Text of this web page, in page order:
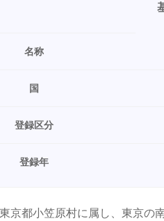
名称
国
登録区分
登録年
京都小笠原村に属し、東京の